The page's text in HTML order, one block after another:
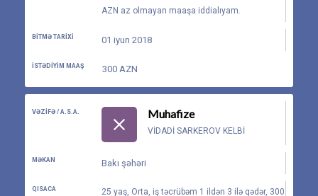
AZN az olmayan maaşa iddialıyam.
BITMƏ TARIXI 01 iyun 2018
İSTƏDIYIM MAAŞ 300 AZN
VƏZIFƏ / A.S.A. Muhafize
VIDADI SARKEROV KELBI
MƏKAN Bakı şəhəri
QISACA
25 yaş, Orta, iş təcrübəm 1 ildən 3 ilə qədər, 300